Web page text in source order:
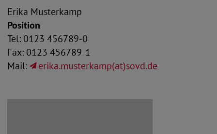
Erika Musterkamp
Position
Tel: 0123 456789-0
Fax: 0123 456789-1
Mail:
erika.musterkamp(at)sovd.de